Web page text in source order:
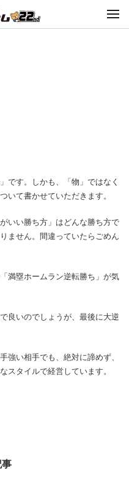
です。しかも、「物」ではなく
いて書かせていただきます。
いい勝ち方」はどんな勝ち方で
ません。間違っていたらごめん
満塁ホームラン逆転勝ち」が気
良いのでしょうが、最後に大逆
強い相手でも、絶対に諦めず、
スタイルで経営しています。
事